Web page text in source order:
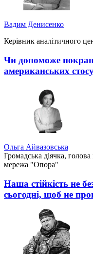
Вадим Денисенко
Керівник аналітичного
Чи допоможе
американських
Ольга Айвазовська
Громадська діячка,
мережа "Опора"
Наша стійкість не
сьогодні, щоб не